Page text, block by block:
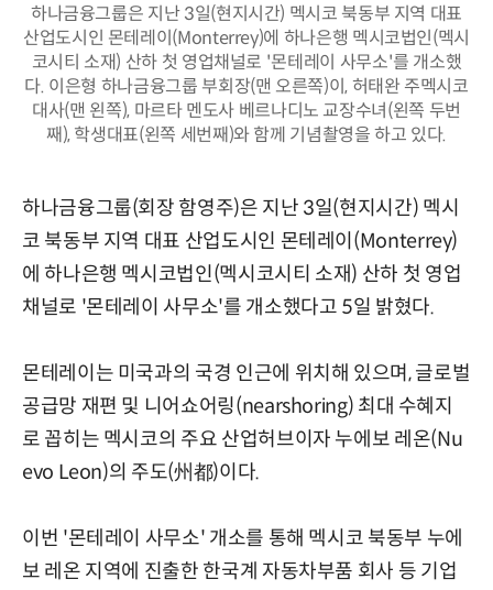
하나금융그룹은 지난 3일(현지시간) 멕시코 북동부 지역 대표
산업도시인 몬테레이(Monterrey)에 하나은행 멕시코법인(멕시
코시티 소재) 산하 첫 영업채널로 '몬테레이 사무소'를 개소했
다. 이은형 하나금융그룹 부회장(맨 오른쪽)이, 허태완 주멕시코
대사(맨 왼쪽), 마르타 멘도사 베르나디노 교장수녀(왼쪽 두번
째), 학생대표(왼쪽 세번째)와 함께 기념촬영을 하고 있다.
하나금융그룹(회장 함영주)은 지난 3일(현지시간) 멕시
코 북동부 지역 대표 산업도시인 몬테레이(Monterrey)
에 하나은행 멕시코법인(멕시코시티 소재) 산하 첫 영업
채널로 '몬테레이 사무소'를 개소했다고 5일 밝혔다.
몬테레이는 미국과의 국경 인근에 위치해 있으며, 글로벌
공급망 재편 및 니어쇼어링(nearshoring) 최대 수혜지
로 꼽히는 멕시코의 주요 산업허브이자 누에보 레온(Nu
evo Leon)의 주도(州都)이다.
이번 '몬테레이 사무소' 개소를 통해 멕시코 북동부 누에
보 레온 지역에 진출한 한국계 자동차부품 회사 등 기업